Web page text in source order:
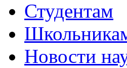
Студентам
Новости